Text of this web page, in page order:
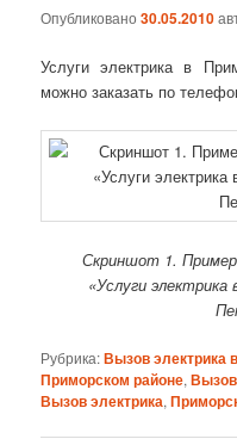
Опубликовано30.05.2010
Услуги электрика в
можно заказать по
Скриншот 1. Пример
«Услуги
Рубрика:Вызов электрика
Приморском районе,Вызов
Вызов электрика,